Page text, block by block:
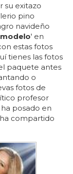
su exitazo
pino
navideño
' en
estas fotos
tienes las fotos
paquete antes
o
fotos de
profesor
posado en
compartido